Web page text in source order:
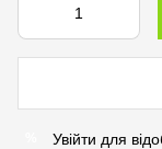
Увійти для